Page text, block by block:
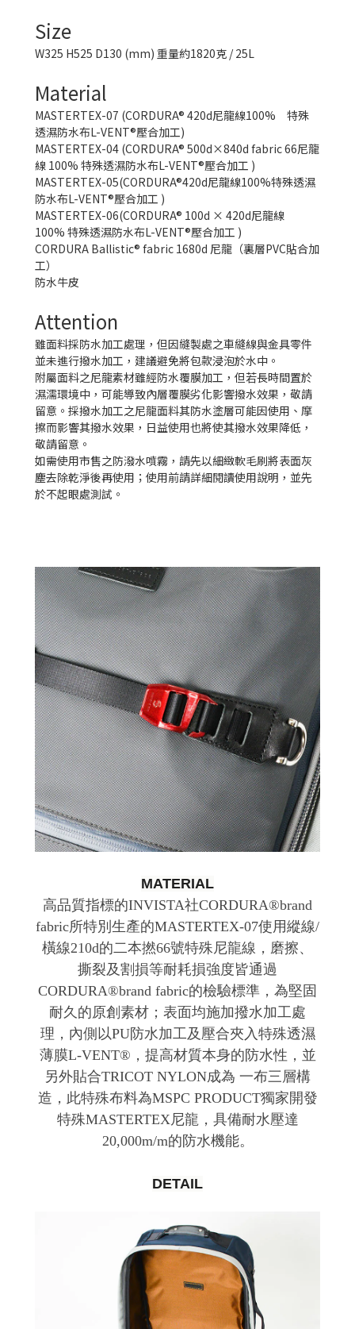
Size
W325 H525 D130 (mm) 重量約1820克 / 25L
Material
MASTERTEX-07 (CORDURA® 420d尼龍線100% 特殊
透濕防水布L-VENT®壓合加工)
MASTERTEX-04 (CORDURA® 500d×840d fabric 66尼龍
線 100%特殊透濕防水布L-VENT®壓合加工 )
MASTERTEX-05(CORDURA®420d尼龍線100%特殊透濕
防水布L-VENT®壓合加工 )
MASTERTEX-06(CORDURA® 100d × 420d尼龍線
100%特殊透濕防水布L-VENT®壓合加工 )
CORDURA Ballistic® fabric 1680d 尼龍（裏層PVC貼合加
工）
防水牛皮
Attention
雖面料採防水加工處理，但因縫製處之車縫線與金具零件
並未進行撥水加工，建議避免將包款浸泡於水中。
附屬面料之尼龍素材雖經防水覆膜加工，但若長時間置於
濕濡環境中，可能導致內層覆膜劣化影響撥水效果，敬請
留意。採撥水加工之尼龍面料其防水塗層可能因使用、摩
擦而影響其撥水效果，日益使用也將使其撥水效果降低，
敬請留意。
如需使用市售之防潑水噴霧，請先以細緻軟毛刷將表面灰
塵去除乾淨後再使用；使用前請詳細閱讀使用說明，並先
於不起眼處測試。
MATERIAL
高品質指標的INVISTA社CORDURA®brand
fabric所特別生產的MASTERTEX-07使用縱線/
橫線210d的二本撚66號特殊尼龍線，磨擦、
撕裂及割損等耐耗損強度皆通過
CORDURA®brand fabric的檢驗標準，為堅固
耐久的原創素材；表面均施加撥水加工處
理，內側以PU防水加工及壓合夾入特殊透濕
薄膜L-VENT®，提高材質本身的防水性，並
另外貼合TRICOT NYLON成為 一布三層構
造，此特殊布料為MSPC PRODUCT獨家開發
特殊MASTERTEX尼龍，具備耐水壓達
20,000m/m的防水機能。
DETAIL